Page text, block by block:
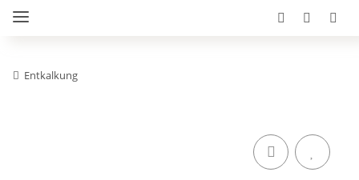
Entkalkung